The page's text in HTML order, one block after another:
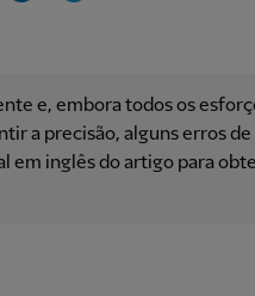
e, embora todos os
a precisão, alguns erros
em inglês do artigo para